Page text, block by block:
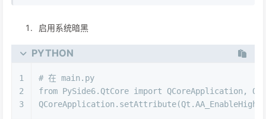
启用系统暗黑
PYTHON
1
2
3
# 在 main.py
from PySide6.QtCore import QCoreApplication, Qt